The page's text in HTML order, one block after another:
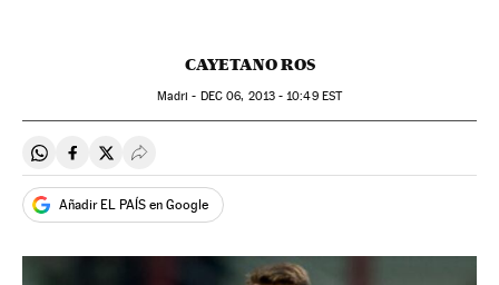
CAYETANO ROS
Madri - DEC 06, 2013 - 10:49EST
Compartir en Whatsapp
Compartir en Facebook
Compartir en Twitter
Desplegar Redes Sociales
Añadir EL PAÍS en Google